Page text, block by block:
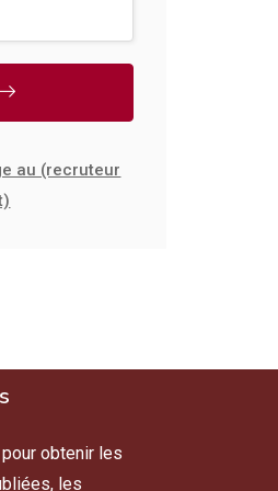
au (recruteur
obtenir les
les